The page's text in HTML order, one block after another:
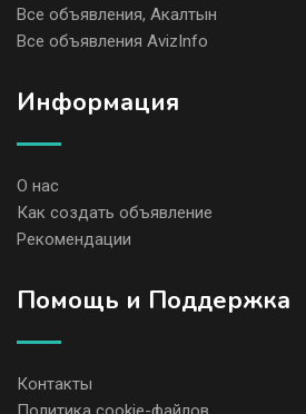
Все объявления, Акалтын
Все объявления AvizInfo
Информация
О нас
Как создать объявление
Рекомендации
Помощь и Поддержка
Контакты